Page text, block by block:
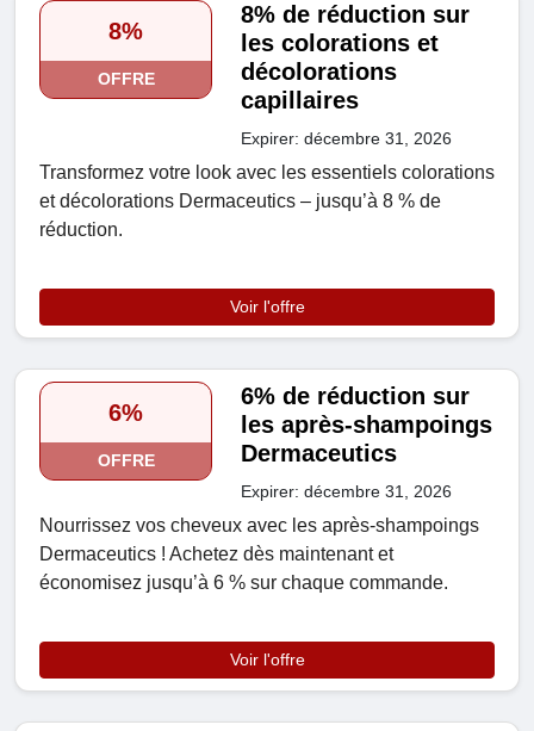
8%
OFFRE
8% de réduction sur
les colorations et
décolorations
capillaires
Expirer: décembre 31, 2026
Transformez votre look avec les essentiels colorations
et décolorations Dermaceutics – jusqu’à 8 % de
réduction.
Voir l'offre
6%
OFFRE
6% de réduction sur
les après-shampoings
Dermaceutics
Expirer: décembre 31, 2026
Nourrissez vos cheveux avec les après-shampoings
Dermaceutics ! Achetez dès maintenant et
économisez jusqu’à 6 % sur chaque commande.
Voir l'offre